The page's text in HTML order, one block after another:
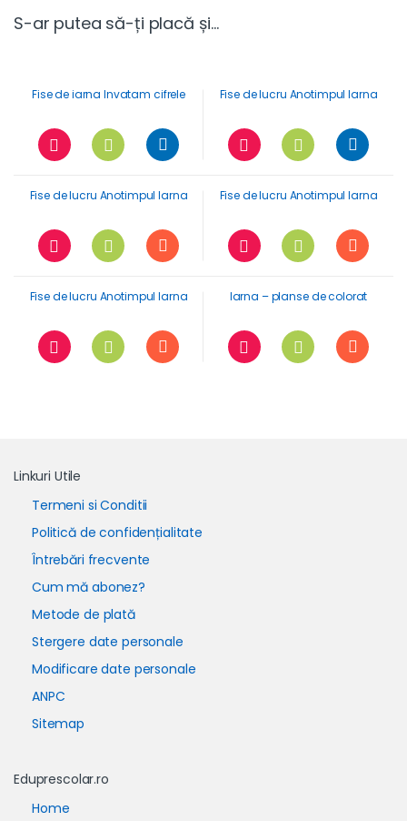
S-ar putea să-ți placă și…
Fise de iarna Invatam cifrele Fise de lucru Anotimpul Iarna
Fise de lucru Anotimpul Iarna Fise de lucru Anotimpul Iarna
Fise de lucru Anotimpul Iarna Iarna – planse de colorat
Linkuri Utile
Termeni si Conditii
Politică de confidențialitate
Întrebări frecvente
Cum mă abonez?
Metode de plată
Stergere date personale
Modificare date personale
ANPC
Sitemap
Eduprescolar.ro
Home